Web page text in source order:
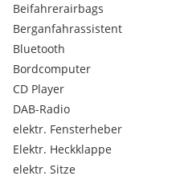
- Multifunktionslenkrad
- Drive Select
- Regensensor
- Parkassistent Vorne/Hinten
- Keyless go
- Audi Sport Felgen
Serienausstattungen:
* Seitenaufprallschutz
Beifahrerairbags
Berganfahrassistent
Bluetooth
Bordcomputer
CD Player
DAB-Radio
elektr. Fensterheber
Elektr. Heckklappe
elektr. Sitze